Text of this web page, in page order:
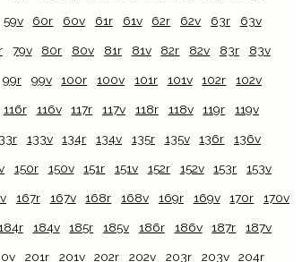
59v 60r 60v 61r 61v 62r 62v 63r 63v
79v 80r 80v 81r 81v 82r 82v 83r 83v
99r 99v 100r 100v 101r 101v 102r 102v
116r 116v 117r 117v 118r 118v 119r 119v
133v 134r 134v 135r 135v 136r 136v
150r 150v 151r 151v 152r 152v 153r 153v
167r 167v 168r 168v 169r 169v 170r 170v
184v 185r 185v 186r 186v 187r 187v
201r 201v 202r 202v 203r 203v 204r